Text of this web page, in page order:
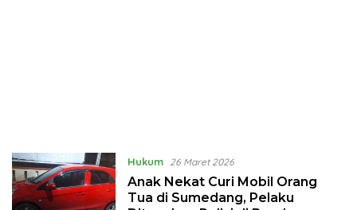
Hukum 26 Maret 2026
Anak Nekat Curi Mobil Orang
Tua di Sumedang, Pelaku